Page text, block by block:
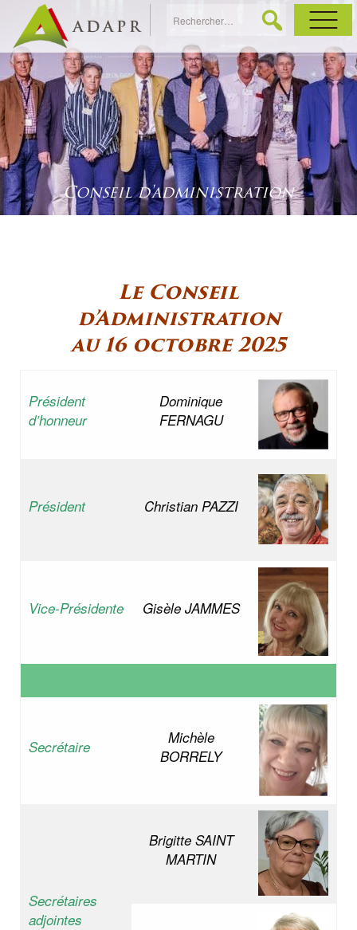
Conseil d'administration
Le Conseil
d’Administration
au 16 octobre 2025
Président
d’honneur
Dominique
FERNAGU
Président Christian PAZZI
Vice-Présidente Gisèle JAMMES
Secrétaire
Michèle
BORRELY
Secrétaires
adjointes
Brigitte SAINT
MARTIN